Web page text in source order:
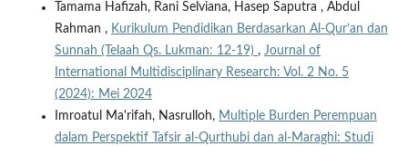
Tamama Hafizah, Rani Selviana, Hasep Saputra , Abdul
Rahman , Kurikulum Pendidikan Berdasarkan Al-Qur’an dan
Sunnah (Telaah Qs. Lukman: 12-19) , Journal of
International Multidisciplinary Research: Vol. 2 No. 5
(2024): Mei 2024
Imroatul Ma'rifah, Nasrulloh, Multiple Burden Perempuan
dalam Perspektif Tafsir al-Qurthubi dan al-Maraghi: Studi